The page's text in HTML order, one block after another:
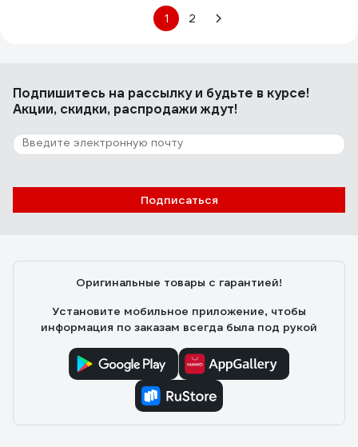
1 2
Подпишитесь на рассылкуи будьте в курсе!
Акции, скидки, распродажи ждут!
Подписаться
Оригинальные товары с гарантией!
Установите мобильное приложение, чтобы
информация по заказам всегда была под рукой